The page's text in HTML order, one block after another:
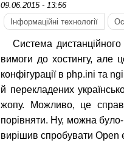
09.06.2015 - 13:56
Інформаційні технології
Система
вимоги до хостингу, але
конфігурації в php.ini та
й перекладених
жопу. Можливо, це
порівняти. Ну, можна
вирішив спробувати Open